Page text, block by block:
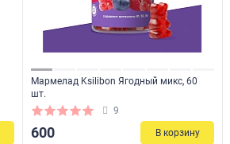
Мармелад Ksilibon Ягодный микс, 60
шт.
9
600 В корзину